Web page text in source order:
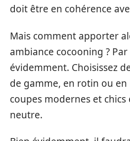
doit être en cohérence
Mais comment apporter
ambiance cocooning ?
évidemment. Choisissez
de gamme, en rotin ou en
coupes modernes et
neutre.